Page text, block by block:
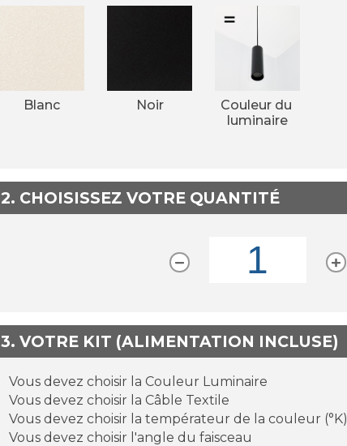
Blanc Noir
Couleur du
luminaire
2. CHOISISSEZ VOTRE QUANTITÉ
3. VOTRE KIT (ALIMENTATION INCLUSE)
Vous devez choisir la Couleur Luminaire
Vous devez choisir la Câble Textile
Vous devez choisir la températeur de la couleur (°K)
Vous devez choisir l'angle du faisceau